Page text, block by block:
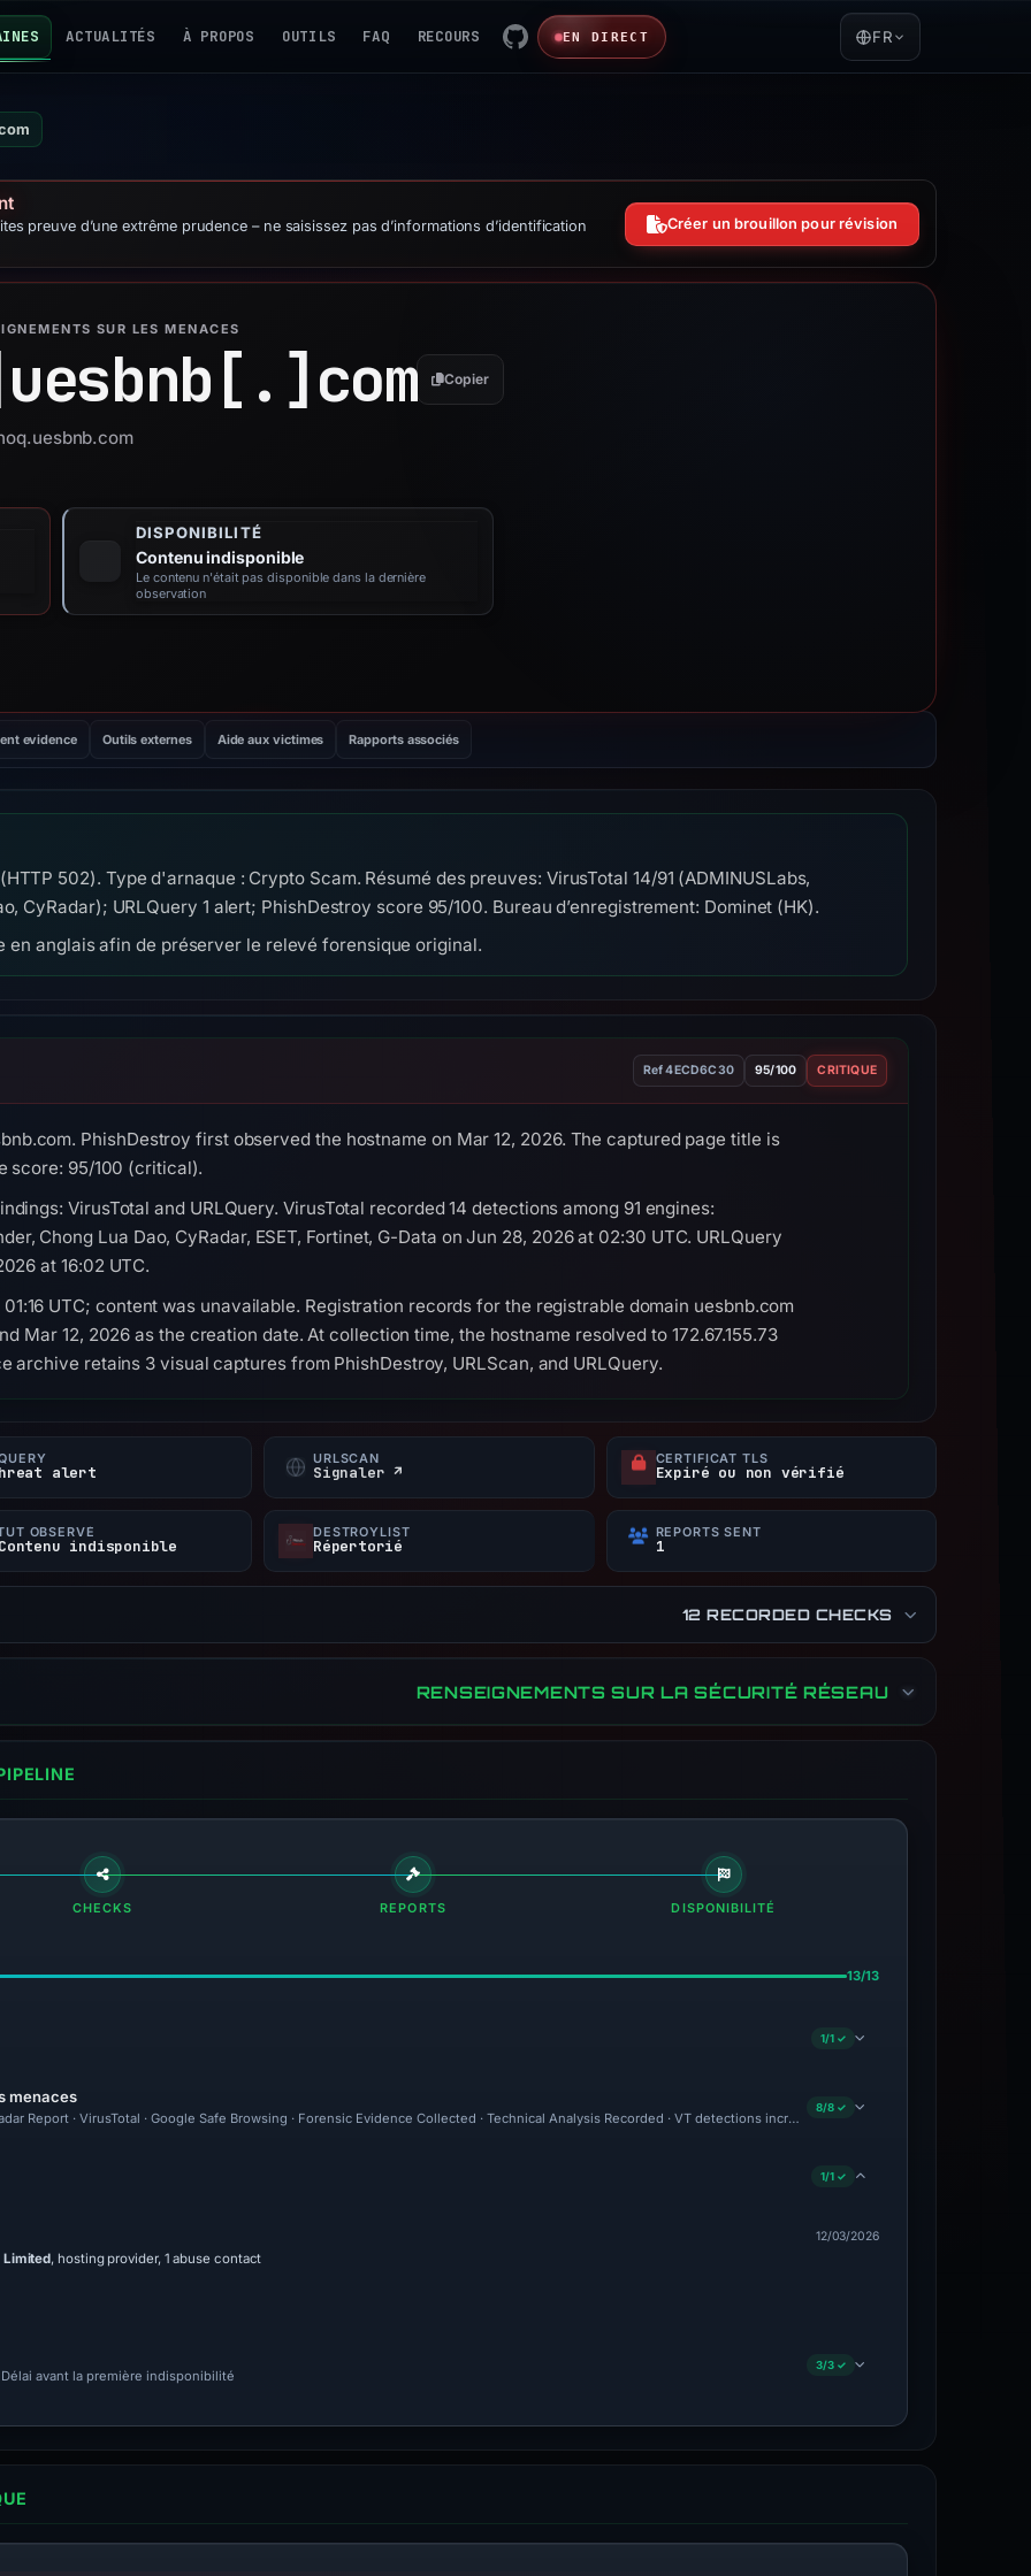
ACTUALITÉS À PROPOS OUTILS FAQ RECOURS EN DIRECT FR
preuve d’une extrême prudence – ne saisissez pas d’informations d’identification Créer un brouillon pour révision
SUR LES MENACES
uesbnb[.]com Copier
DISPONIBILITÉ
Contenu indisponible
Le contenu n'était pas disponible dans la dernière
observation
evidence Outils externes Aide aux victimes Rapports associés
502). Type d'arnaque : Crypto Scam. Résumé des preuves: VirusTotal 14/91 (ADMINUSLabs,
CyRadar); URLQuery 1 alert; PhishDestroy score 95/100. Bureau d’enregistrement: Dominet (HK).
en anglais afin de préserver le relevé forensique original.
Ref 4ECD6C30 95/100 CRITIQUE
PhishDestroy first observed the hostname on Mar 12, 2026. The captured page title is
score: 95/100 (critical).
VirusTotal and URLQuery. VirusTotal recorded 14 detections among 91 engines:
Chong Lua Dao, CyRadar, ESET, Fortinet, G-Data on Jun 28, 2026 at 02:30 UTC. URLQuery
at 16:02 UTC.
UTC; content was unavailable. Registration records for the registrable domain uesbnb.com
Mar 12, 2026 as the creation date. At collection time, the hostname resolved to 172.67.155.73
archive retains 3 visual captures from PhishDestroy, URLScan, and URLQuery.
alert
URLSCAN
Signaler ↗
CERTIFICAT TLS
Expiré ou non vérifié
OBSERVÉ
indisponible
DESTROYLIST
Répertorié
REPORTS SENT
1
12 RECORDED CHECKS
RENSEIGNEMENTS SUR LA SÉCURITÉ RÉSEAU
CHECKS REPORTS DISPONIBILITÉ
13/13
1/1 ✓
menaces
Report · VirusTotal · Google Safe Browsing · Forensic Evidence Collected · Technical Analysis Recorded · VT detections increased by 2
8/8 ✓
1/1 ✓
Limited, hosting provider, 1 abuse contact
12/03/2026
avant la première indisponibilité
3/3 ✓